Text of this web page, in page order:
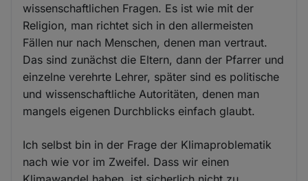
wissenschaftlichen Fragen. Es ist wie mit der
Religion, man richtet sich in den allermeisten
Fällen nur nach Menschen, denen man vertraut.
Das sind zunächst die Eltern, dann der Pfarrer und
einzelne verehrte Lehrer, später sind es politische
und wissenschaftliche Autoritäten, denen man
mangels eigenen Durchblicks einfach glaubt.
Ich selbst bin in der Frage der Klimaproblematik
nach wie vor im Zweifel. Dass wir einen